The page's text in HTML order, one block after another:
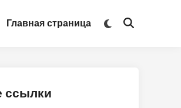
Главная страница
Switch
Open
ссылки